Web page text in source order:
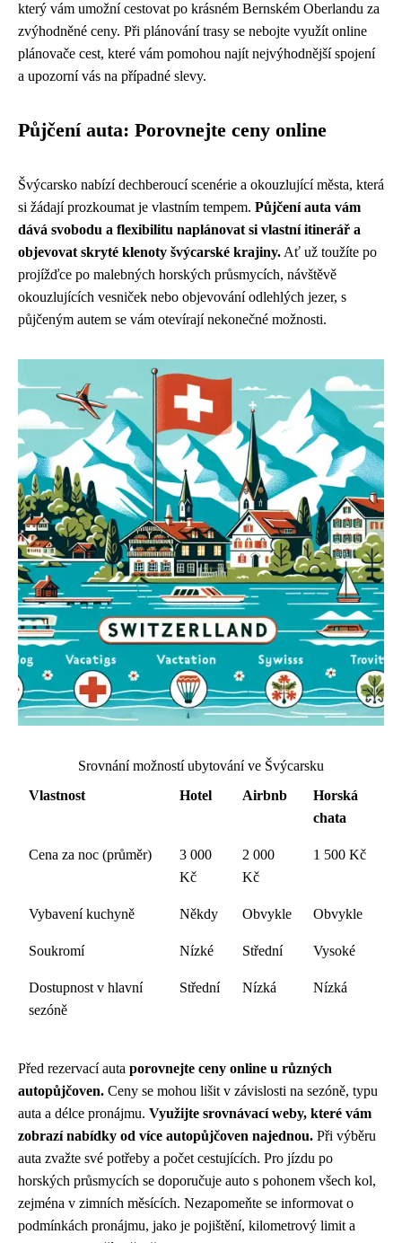
který vám umožní cestovat po krásném Bernském Oberlandu za
zvýhodněné ceny. Při plánování trasy se nebojte využít online
plánovače cest, které vám pomohou najít nejvýhodnější spojení
a upozorní vás na případné slevy.
Půjčení auta: Porovnejte ceny online
Švýcarsko nabízí dechberoucí scenérie a okouzlující města, která
si žádají prozkoumat je vlastním tempem. Půjčení auta vám
dává svobodu a flexibilitu naplánovat si vlastní itinerář a
objevovat skryté klenoty švýcarské krajiny. Ať už toužíte po
projížďce po malebných horských průsmycích, návštěvě
okouzlujících vesniček nebo objevování odlehlých jezer, s
půjčeným autem se vám otevírají nekonečné možnosti.
Srovnání možností ubytování ve Švýcarsku
Vlastnost
Hotel Airbnb
Horská
chata
Cena za noc (průměr)
3 000
Kč
2 000
Kč
1 500 Kč
Vybavení kuchyně Někdy Obvykle Obvykle
Soukromí Nízké Střední Vysoké
Dostupnost v hlavní
sezóně
Střední Nízká Nízká
Před rezervací auta porovnejte ceny online u různých
autopůjčoven. Ceny se mohou lišit v závislosti na sezóně, typu
auta a délce pronájmu. Využijte srovnávací weby, které vám
zobrazí nabídky od více autopůjčoven najednou. Při výběru
auta zvažte své potřeby a počet cestujících. Pro jízdu po
horských průsmycích se doporučuje auto s pohonem všech kol,
zejména v zimních měsících. Nezapomeňte se informovat o
podmínkách pronájmu, jako je pojištění, kilometrový limit a